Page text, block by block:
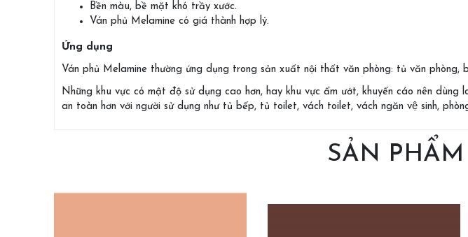
Bền màu, bề mặt khó trầy xước.
Ván phủ Melamine có giá thành hợp lý.
Ứng dụng
Ván phủ Melamine thường ứng dụng trong sản xuất nội thất văn phòng: tủ văn
Những khu vực có mật độ sử dụng cao hơn, hay khu vực ẩm ướt, khuyến cáo nên
an toàn hơn với người sử dụng như tủ bếp, tủ toilet, vách toilet, vách ngăn vệ sinh,
SẢN